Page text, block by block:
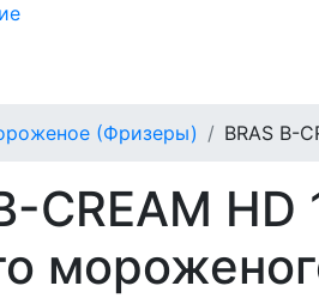
(Фризеры) BRAS B-
CREAM